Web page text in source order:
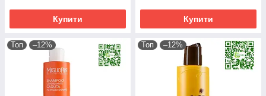
Купити Купити
Топ –12% Топ –12%